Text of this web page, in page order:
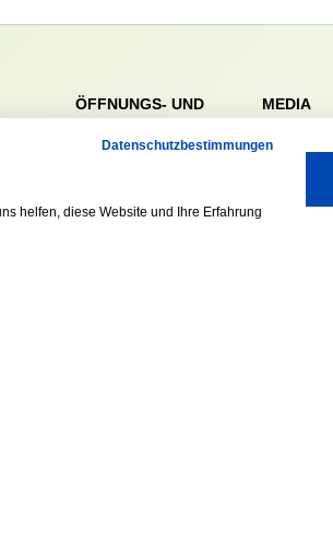
ÖFFNUNGS- UND
Mo. – Fr. 8:00 – 22:00
MEDIA
Datenschutzbestimmungen
helfen, diese Website und Ihre Erfahrung